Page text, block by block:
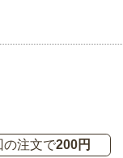
の注文で200円